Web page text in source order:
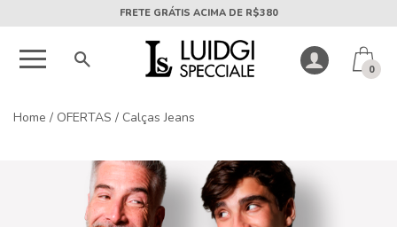
FRETE GRÁTIS ACIMA DE R$380
0
Home / OFERTAS / Calças Jeans